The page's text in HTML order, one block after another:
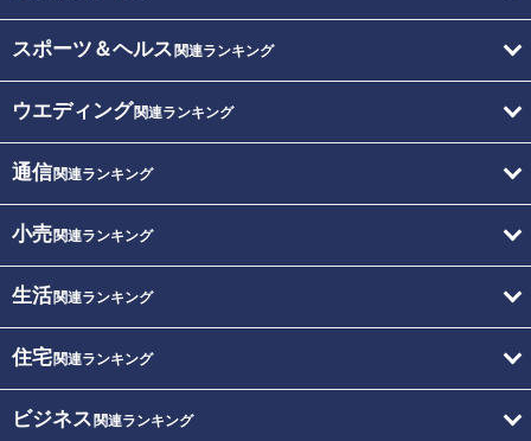
スポーツ＆ヘルス 関連ランキング
ウエディング関連ランキング
通信関連ランキング
小売関連ランキング
生活関連ランキング
住宅関連ランキング
ビジネス 関連ランキング